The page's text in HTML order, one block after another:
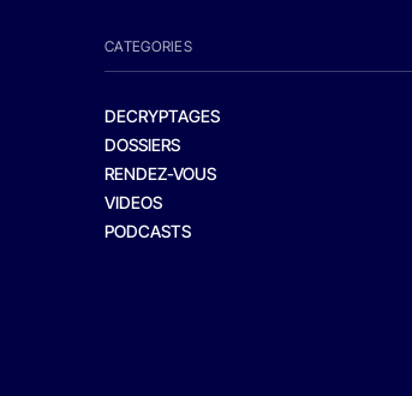
CATEGORIES
DECRYPTAGES
DOSSIERS
RENDEZ-VOUS
VIDEOS
PODCASTS